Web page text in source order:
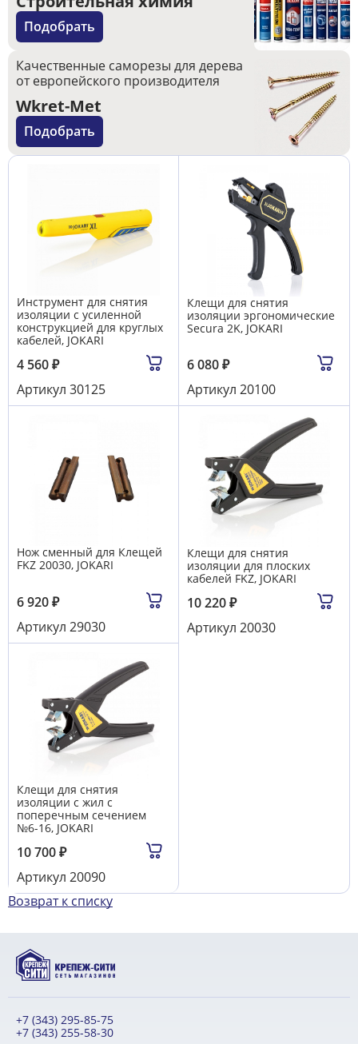
Подобрать
Качественные саморезы для дерева
от европейского производителя
Wkret-Met
Подобрать
Инструмент для снятия
изоляции с усиленной
конструкцией для круглых
кабелей, JOKARI
4 560₽
Артикул 30125
Клещи для снятия
изоляции эргономические
Secura 2K, JOKARI
6 080₽
Артикул 20100
Нож сменный для Клещей
FKZ 20030, JOKARI
6 920₽
Артикул 29030
Клещи для снятия
изоляции для плоских
кабелей FKZ, JOKARI
10 220₽
Артикул 20030
Клещи для снятия
изоляции с жил с
поперечным сечением
№6-16, JOKARI
10 700₽
Артикул 20090
Возврат к списку
+7 (343) 295-85-75
+7 (343) 255-58-30